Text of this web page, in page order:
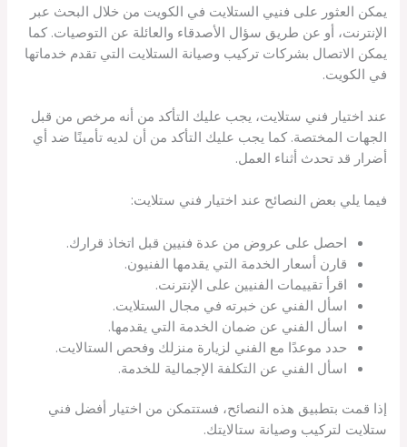
يمكن العثور على فنيي الستلايت في الكويت من خلال البحث عبر
الإنترنت، أو عن طريق سؤال الأصدقاء والعائلة عن التوصيات. كما
يمكن الاتصال بشركات تركيب وصيانة الستلايت التي تقدم خدماتها
في الكويت.
عند اختيار فني ستلايت، يجب عليك التأكد من أنه مرخص من قبل
الجهات المختصة. كما يجب عليك التأكد من أن لديه تأمينًا ضد أي
أضرار قد تحدث أثناء العمل.
فيما يلي بعض النصائح عند اختيار فني ستلايت:
احصل على عروض من عدة فنيين قبل اتخاذ قرارك.
قارن أسعار الخدمة التي يقدمها الفنيون.
اقرأ تقييمات الفنيين على الإنترنت.
اسأل الفني عن خبرته في مجال الستلايت.
اسأل الفني عن ضمان الخدمة التي يقدمها.
حدد موعدًا مع الفني لزيارة منزلك وفحص الستالايت.
اسأل الفني عن التكلفة الإجمالية للخدمة.
إذا قمت بتطبيق هذه النصائح، فستتمكن من اختيار أفضل فني
ستلايت لتركيب وصيانة ستالايتك.